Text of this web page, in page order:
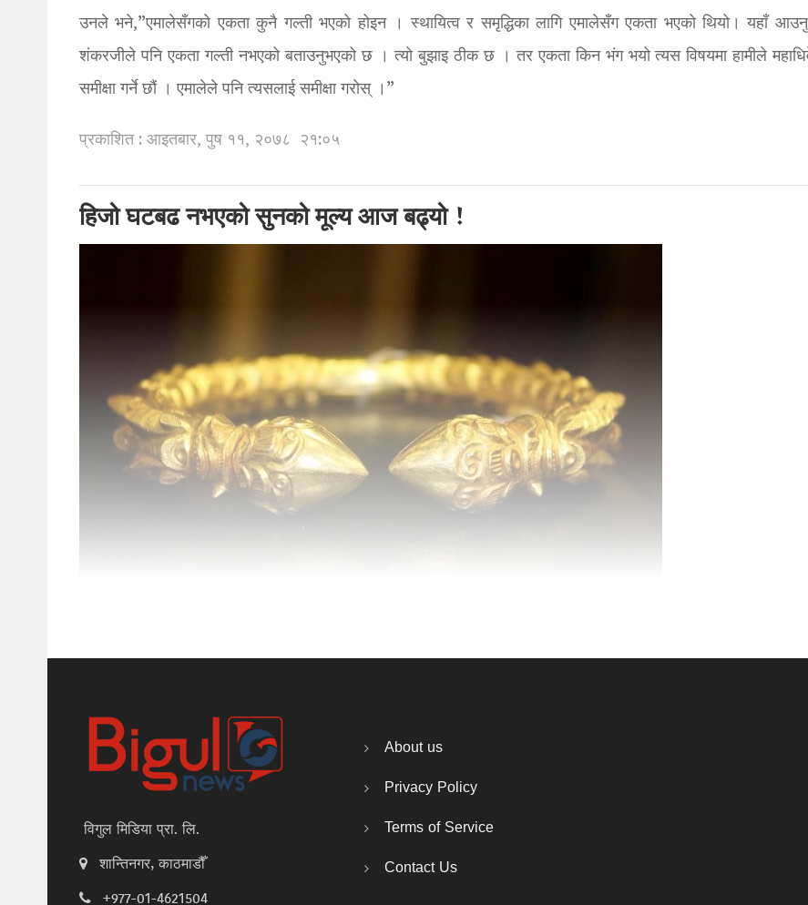
उनले भने,”एमालेसँगको एकता कुनै गल्ती भएको होइन । स्थायित्व र समृद्धिका लागि एमालेसँग एकता भएको थियो। यहाँ
शंकरजीले पनि एकता गल्ती नभएको बताउनुभएको छ । त्यो बुझाइ ठीक छ । तर एकता किन भंग भयो त्यस विषयमा हामीले
समीक्षा गर्ने छौं । एमालेले पनि त्यसलाई समीक्षा गरोस् ।”
प्रकाशित : आइतबार, पुष ११, २०७८ २१:०५
हिजो घटबढ नभएको सुनको मूल्य आज बढ्यो !
विगुल मिडिया प्रा. लि.
शान्तिनगर, काठमाडौँ
+977-01-4621504
About us
Privacy Policy
Terms of Service
Contact Us